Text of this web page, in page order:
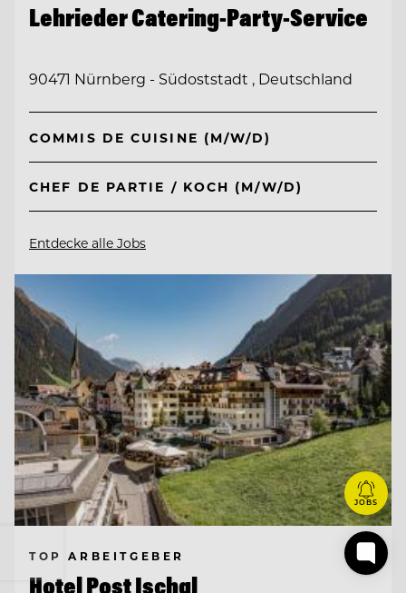
Lehrieder Catering-Party-Service
90471 Nürnberg - Südoststadt , Deutschland
COMMIS DE CUISINE (M/W/D)
CHEF DE PARTIE / KOCH (M/W/D)
Entdecke alle Jobs
TOP ARBEITGEBER
Hotel Post Ischgl
JOBS